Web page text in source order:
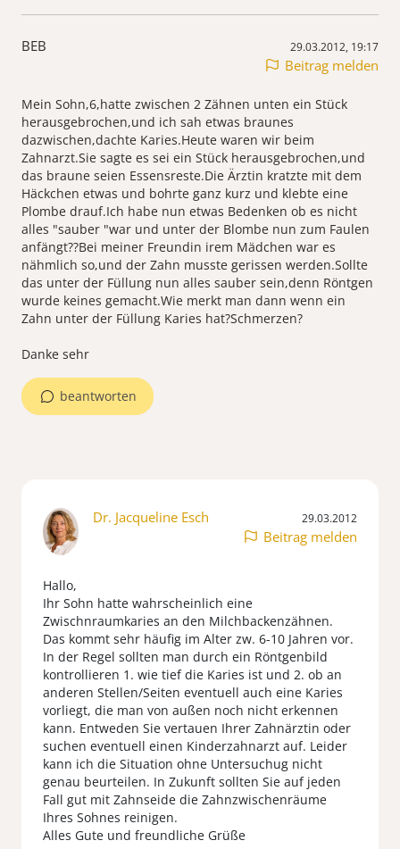
BEB 29.03.2012, 19:17
Beitrag melden
Mein Sohn,6,hatte zwischen 2 Zähnen unten ein Stück
herausgebrochen,und ich sah etwas braunes
dazwischen,dachte Karies.Heute waren wir beim
Zahnarzt.Sie sagte es sei ein Stück herausgebrochen,und
das braune seien Essensreste.Die Ärztin kratzte mit dem
Häckchen etwas und bohrte ganz kurz und klebte eine
Plombe drauf.Ich habe nun etwas Bedenken ob es nicht
alles "sauber "war und unter der Blombe nun zum Faulen
anfängt??Bei meiner Freundin irem Mädchen war es
nähmlich so,und der Zahn musste gerissen werden.Sollte
das unter der Füllung nun alles sauber sein,denn Röntgen
wurde keines gemacht.Wie merkt man dann wenn ein
Zahn unter der Füllung Karies hat?Schmerzen?
Danke sehr
beantworten
Dr. Jacqueline Esch 29.03.2012
Beitrag melden
Hallo,
Ihr Sohn hatte wahrscheinlich eine
Zwischnraumkaries an den Milchbackenzähnen.
Das kommt sehr häufig im Alter zw. 6-10 Jahren vor.
In der Regel sollten man durch ein Röntgenbild
kontrollieren 1. wie tief die Karies ist und 2. ob an
anderen Stellen/Seiten eventuell auch eine Karies
vorliegt, die man von außen noch nicht erkennen
kann. Entweden Sie vertauen Ihrer Zahnärztin oder
suchen eventuell einen Kinderzahnarzt auf. Leider
kann ich die Situation ohne Untersuchug nicht
genau beurteilen. In Zukunft sollten Sie auf jeden
Fall gut mit Zahnseide die Zahnzwischenräume
Ihres Sohnes reinigen.
Alles Gute und freundliche Grüße